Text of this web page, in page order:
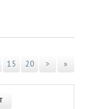
15 20 > »